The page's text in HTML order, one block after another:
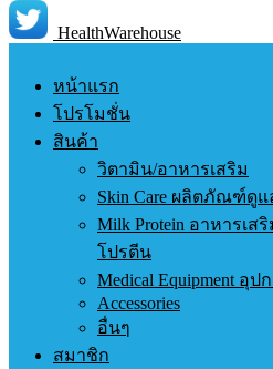
HealthWarehouse
หน้าแรก
โปรโมชั่น
สินค้า
วิตามิน/อาหารเสริม
Skin Care ผลิตภัณฑ์ดูแ
Milk Protein อาหารเส
โปรตีน
Medical Equipment อุ
Accessories
อื่นๆ
สมาชิก